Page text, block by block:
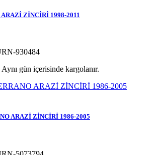
ZİNCİRİ 1998-2011
930484
Aynı gün içerisinde kargolanır.
ARAZİ ZİNCİRİ 1986-2005